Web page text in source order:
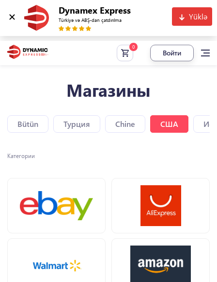
Dynamex Express
Türkiyə və ABŞ-dan çatdırılma Yüklə
Войти
Магазины
Bütün Турция Chine США
Категории